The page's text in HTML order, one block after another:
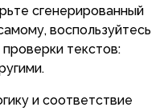
сгенерированный
воспользуйтесь
текстов:
и соответствие